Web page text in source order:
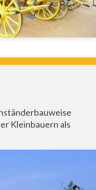
Kleinbauern als